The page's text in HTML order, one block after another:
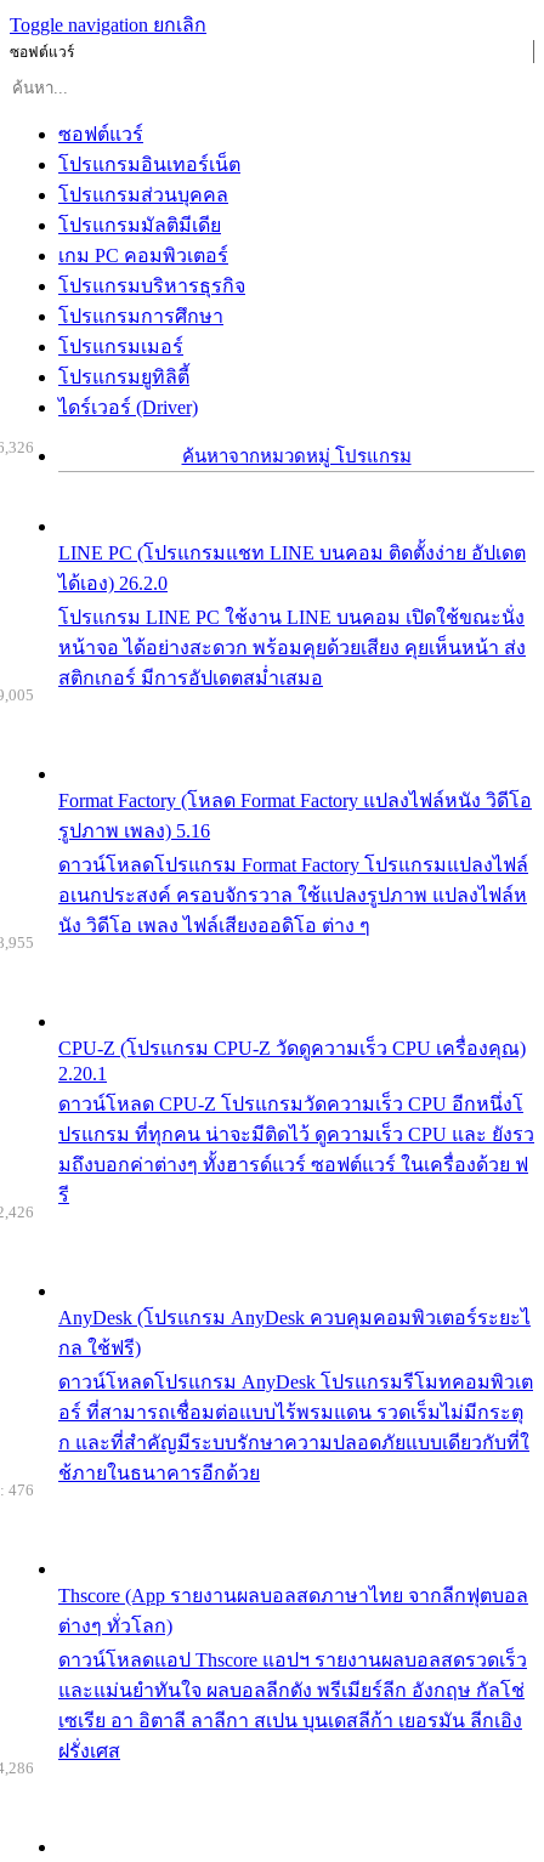
Toggle navigation ยกเลิก
ซอฟต์แวร์
ซอฟต์แวร์
โปรแกรมอินเทอร์เน็ต
โปรแกรมส่วนบุคคล
โปรแกรมมัลติมีเดีย
เกม PC คอมพิวเตอร์
โปรแกรมบริหารธุรกิจ
โปรแกรมการศึกษา
โปรแกรมเมอร์
โปรแกรมยูทิลิตี้
ไดร์เวอร์ (Driver)
ค้นหาจากหมวดหมู่ โปรแกรม
LINE PC (โปรแกรมแชท LINE บนคอม ติดตั้งง่าย อัปเดต
ได้เอง) 26.2.0
โปรแกรม LINE PC ใช้งาน LINE บนคอม เปิดใช้ขณะนั่ง
หน้าจอ ได้อย่างสะดวก พร้อมคุยด้วยเสียง คุยเห็นหน้า ส่ง
สติกเกอร์ มีการอัปเดตสม่ำเสมอ
Format Factory (โหลด Format Factory แปลงไฟล์หนัง วิดีโอ
รูปภาพ เพลง) 5.16
ดาวน์โหลดโปรแกรม Format Factory โปรแกรมแปลงไฟล์
อเนกประสงค์ ครอบจักรวาล ใช้แปลงรูปภาพ แปลงไฟล์ห
นัง วิดีโอ เพลง ไฟล์เสียงออดิโอ ต่าง ๆ
CPU-Z (โปรแกรม CPU-Z วัดดูความเร็ว CPU เครื่องคุณ)
2.20.1
ดาวน์โหลด CPU-Z โปรแกรมวัดความเร็ว CPU อีกหนึ่งโ
ปรแกรม ที่ทุกคน น่าจะมีติดไว้ ดูความเร็ว CPU และ ยังรว
มถึงบอกค่าต่างๆ ทั้งฮารด์แวร์ ซอฟต์แวร์ ในเครื่องด้วย ฟ
รี
AnyDesk (โปรแกรม AnyDesk ควบคุมคอมพิวเตอร์ระยะไ
กล ใช้ฟรี)
ดาวน์โหลดโปรแกรม AnyDesk โปรแกรมรีโมทคอมพิวเต
อร์ ที่สามารถเชื่อมต่อแบบไร้พรมแดน รวดเร็มไม่มีกระตุ
ก และที่สำคัญมีระบบรักษาความปลอดภัยแบบเดียวกับที่ใ
ช้ภายในธนาคารอีกด้วย
Thscore (App รายงานผลบอลสดภาษาไทย จากลีกฟุตบอล
ต่างๆ ทั่วโลก)
ดาวน์โหลดแอป Thscore แอปฯ รายงานผลบอลสดรวดเร็ว
และแม่นยำทันใจ ผลบอลลีกดัง พรีเมียร์ลีก อังกฤษ กัลโช่
เซเรีย อา อิตาลี ลาลีกา สเปน บุนเดสลีก้า เยอรมัน ลีกเอิง
ฝรั่งเศส
476